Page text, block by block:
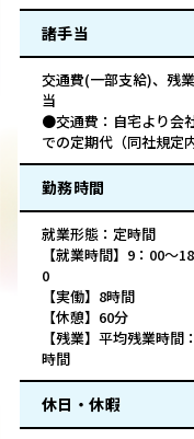
諸手当
交通費(一部支給)、残
当
●交通費：自宅より会
での定期代（同社規定内
勤務時間
就業形態：定時間
【就業時間】9：00～
0
【実働】8時間
【休憩】60分
【残業】平均残業時間
時間
休日・休暇